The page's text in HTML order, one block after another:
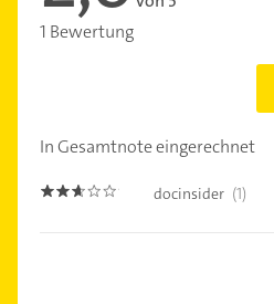
1 Bewertung
In Gesamtnote eingerechnet
2.6000001 docinsider (1)